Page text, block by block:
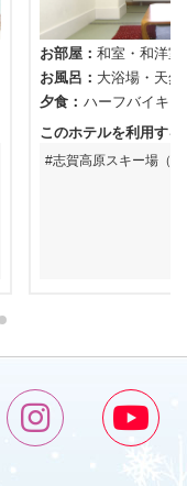
お部屋 和室
和洋室
お風呂
大浴場
天然
夕食
ハーフバイキン
このホテルを利用する
志賀高原スキー場（